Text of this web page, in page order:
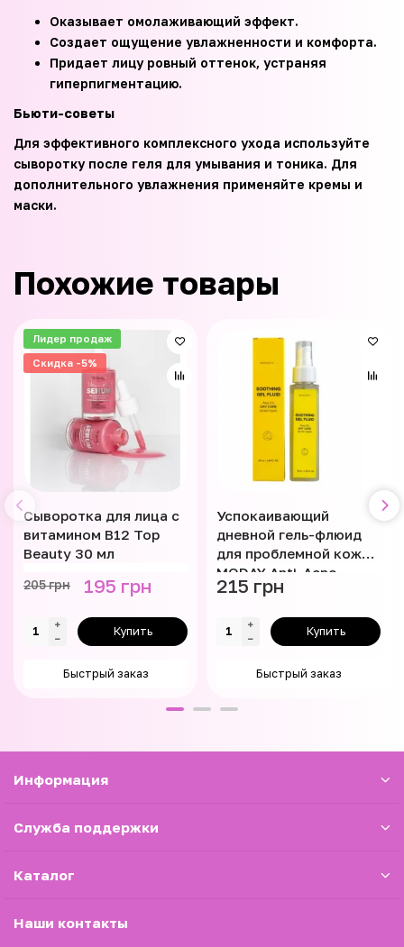
Оказывает омолаживающий эффект.
Создает ощущение увлажненности и комфорта.
Придает лицу ровный оттенок, устраняя
гиперпигментацию.
Бьюти-советы
Для эффективного комплексного ухода используйте
сыворотку после геля для умывания и тоника. Для
дополнительного увлажнения применяйте кремы и
маски.
Похожие товары
Лидер продаж
Скидка -5%
Сыворотка для лица с
витамином В12 Top
Beauty 30 мл
205 грн 195 грн
Купить
Быстрый заказ
Успокаивающий
дневной гель-флюид
для проблемной кожи
MODAY Anti-Acne
Soothing day Gel Fluid
215 грн
Купить
Быстрый заказ
Информация
Служба поддержки
Каталог
Наши контакты